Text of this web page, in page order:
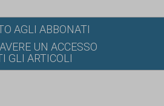
AGLI ABBONATI
UN ACCESSO
GLI ARTICOLI